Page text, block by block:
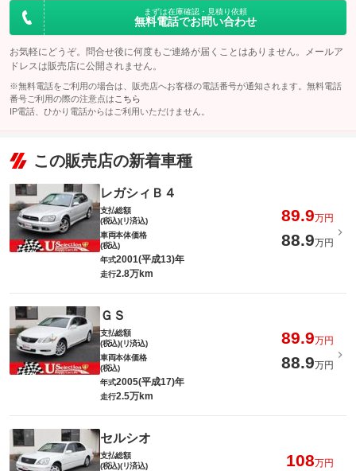
保証修理受
ロードサー
ビスの有無
このパックの見積もり依頼（無料）
保証 基本支払総額と同じ
保証項目
上限金額
-
免責金 -
ロードサー
ビスの有無
このパックの見積もり依頼（無料）
１５万Ｋｍ以下の国産車輌（光岡自動車を含む）に限ります。詳
しくは、スタッフまでお尋ね下さい。
保証
[保証付]：1年1ヶ月・走行無制限
★保証延長可能プランです！ライト・スタンダード・プレミアム
の中より、お客様に合ったプランをお選び下さいませ。※初年度
登録より、１８年未満１５万Ｋｍ以下のお車が対象となります。
保証項目 -
修理回数・
免責金 無し
保証修理受
付先
-
ロードサー
ビスの有無
無し
このパックの見積もり依頼（無料）
まずは在庫確認・見積り依頼
無料電話でお問い合わせ
お気軽にどうぞ。問合せ後に何度もご連絡が届くことはありません。メールア
ドレスは販売店に公開されません。
※無料電話をご利用の場合は、販売店へお客様の電話番号が通知されます。無料電話
番号ご利用の際の注意点は こちら
IP電話、ひかり電話からはご利用いただけません。
この販売店の新着車種
レガシィＢ４
支払総額
(税込)(リ済込)
89.9万円
車両本体価格
(税込)
88.9万円
年式2001(平成13)年
走行2.8万km
ＧＳ
支払総額
(税込)(リ済込)
89.9万円
車両本体価格
(税込)
88.9万円
年式2005(平成17)年
走行2.5万km
セルシオ
支払総額
(税込)(リ済込)
108万円